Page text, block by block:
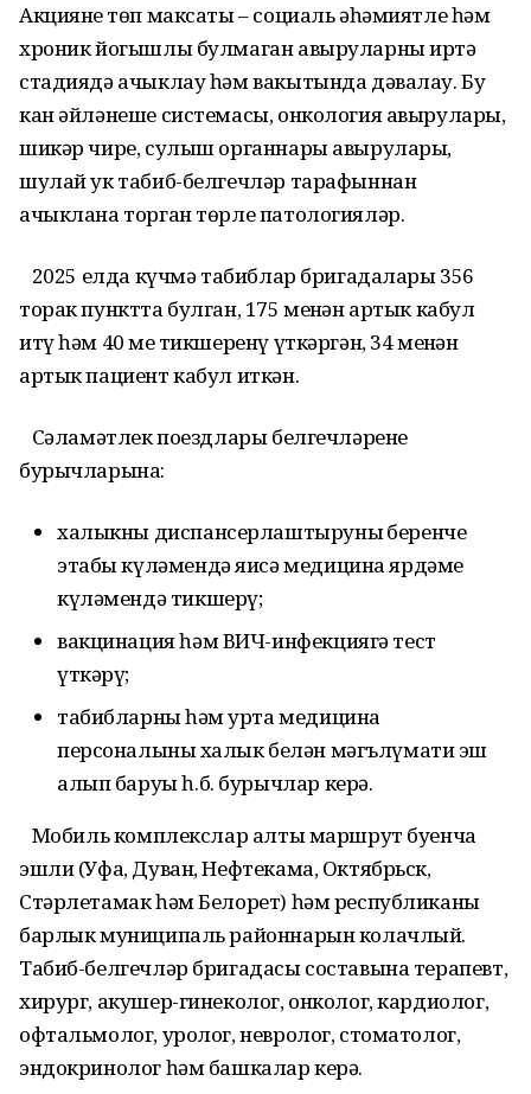
Акциянең төп максаты – социаль әһәмиятле һәм
хроник йогышлы булмаган авыруларны иртә
стадиядә ачыклау һәм вакытында дәвалау. Бу
кан әйләнеше системасы, онкология авырулары,
шикәр чире, сулыш органнары авырулары,
шулай ук табиб-белгечләр тарафыннан
ачыклана торган төрле патологияләр.
2025 елда күчмә табиблар бригадалары 356
торак пунктта булган, 175 меңнән артык кабул
итү һәм 40 мең тикшеренү үткәргән, 34 меңнән
артык пациент кабул иткән.
Сәламәтлек поездлары белгечләренең
бурычларына:
халыкны диспансерлаштыруның беренче
этабы күләмендә яисә медицина ярдәме
күләмендә тикшерү;
вакцинация һәм ВИЧ-инфекциягә тест
үткәрү;
табибларның һәм урта медицина
персоналының халык белән мәгълүмати эш
алып баруы һ.б. бурычлар керә.
Мобиль комплекслар алты маршрут буенча
эшли (Уфа, Дуван, Нефтекама, Октябрьск,
Стәрлетамак һәм Белорет) һәм республиканың
барлык муниципаль районнарын колачлый.
Табиб-белгечләр бригадасы составына терапевт,
хирург, акушер-гинеколог, онколог, кардиолог,
офтальмолог, уролог, невролог, стоматолог,
эндокринолог һәм башкалар керә.